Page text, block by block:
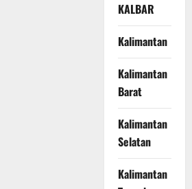
KALBAR
Kalimantan
Kalimantan
Barat
Kalimantan
Selatan
Kalimantan